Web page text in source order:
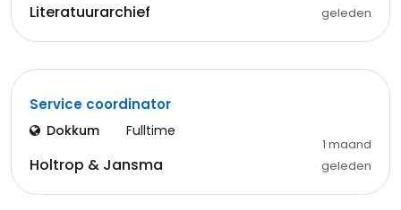
Literatuurarchief
geleden
Service coordinator
Dokkum Fulltime
Holtrop & Jansma
1 maand
geleden